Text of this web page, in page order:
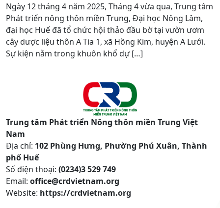
Ngày 12 tháng 4 năm 2025, Tháng 4 vừa qua, Trung tâm
Phát triển nông thôn miền Trung, Đại học Nông Lâm,
đại học Huế đã tổ chức hội thảo đầu bờ tại vườn ươm
cây dược liệu thôn A Tia 1, xã Hồng Kim, huyện A Lưới.
Sự kiện nằm trong khuôn khổ dự […]
Trung tâm Phát triển Nông thôn miền Trung Việt
Nam
Địa chỉ: 102 Phùng Hưng, Phường Phú Xuân, Thành
phố Huế
Số điện thoại: (0234)3 529 749
Email: office@crdvietnam.org
Website: https://crdvietnam.org